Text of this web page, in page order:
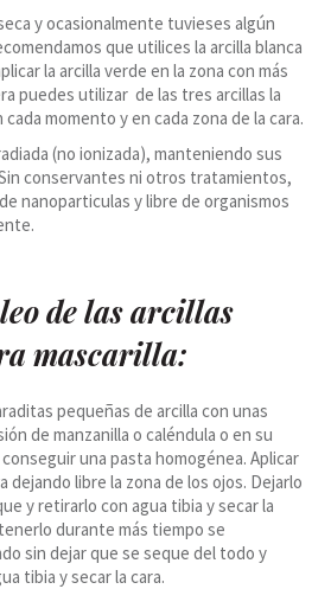
y ocasionalmente tuvieses algún
que utilices la arcilla blanca
la arcilla verde en la zona con más
puedes utilizar de las tres arcillas la
momento y en cada zona de la cara.
(no ionizada), manteniendo sus
conservantes ni otros tratamientos,
nanoparticulas y libre de organismos
de las arcillas
mascarilla:
pequeñas de arcilla con unas
de manzanilla o caléndula o en su
una pasta homogénea. Aplicar
dejando libre la zona de los ojos. Dejarlo
y retirarlo con agua tibia y secar la
durante más tiempo se
sin dejar que se seque del todo y
tibia y secar la cara.